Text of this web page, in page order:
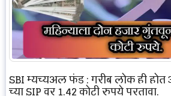
SBI म्युच्युअल फंड : गरीब लोक ही
च्या SIP वर 1.42 कोटी रुपये परतावा.